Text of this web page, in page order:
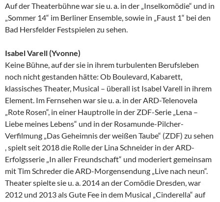
Auf der Theaterbühne war sie u. a. in der „Inselkomödie“ und in
„Sommer 14“ im Berliner Ensemble, sowie in „Faust 1“ bei den
Bad Hersfelder Festspielen zu sehen.
Isabel Varell (Yvonne)
Keine Bühne, auf der sie in ihrem turbulenten Berufsleben
noch nicht gestanden hätte: Ob Boulevard, Kabarett,
klassisches Theater, Musical – überall ist Isabel Varell in ihrem
Element. Im Fernsehen war sie u. a. in der ARD-Telenovela
„Rote Rosen“, in einer Hauptrolle in der ZDF-Serie „Lena –
Liebe meines Lebens“ und in der Rosamunde-Pilcher-
Verfilmung „Das Geheimnis der weißen Taube“ (ZDF) zu sehen
, spielt seit 2018 die Rolle der Lina Schneider in der ARD-
Erfolgsserie „In aller Freundschaft“ und moderiert gemeinsam
mit Tim Schreder die ARD-Morgensendung „Live nach neun“.
Theater spielte sie u. a. 2014 an der Comödie Dresden, war
2012 und 2013 als Gute Fee in dem Musical „Cinderella“ auf